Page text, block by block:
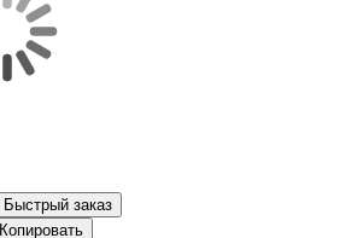
Быстрый заказ
Копировать